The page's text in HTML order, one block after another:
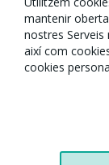
mantenir
nostres
així com
cookies